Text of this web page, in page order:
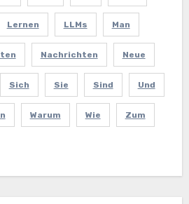
Lernen LLMs Man
Nachrichten Neue
Sich Sie Sind Und
Warum Wie Zum